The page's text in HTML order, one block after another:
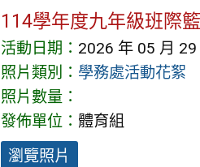
114學年度九年級班際
活動日期： 2026 年 05 月 29
照片類別： 學務處活動花絮
照片數量：
發佈單位： 體育組
瀏覽照片